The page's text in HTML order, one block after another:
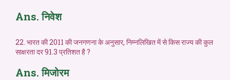
Ans. निवेश
22. भारत की 2011 की जनगणना के अनुसार, निम्नलिखित में से किस राज्य की कुल
साक्षरता दर 91.3 प्रतिशत है ?
Ans. मिजोरम